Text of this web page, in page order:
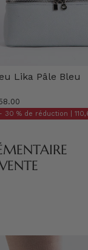
Lika Pâle Bleu
- 30 % de réduction |